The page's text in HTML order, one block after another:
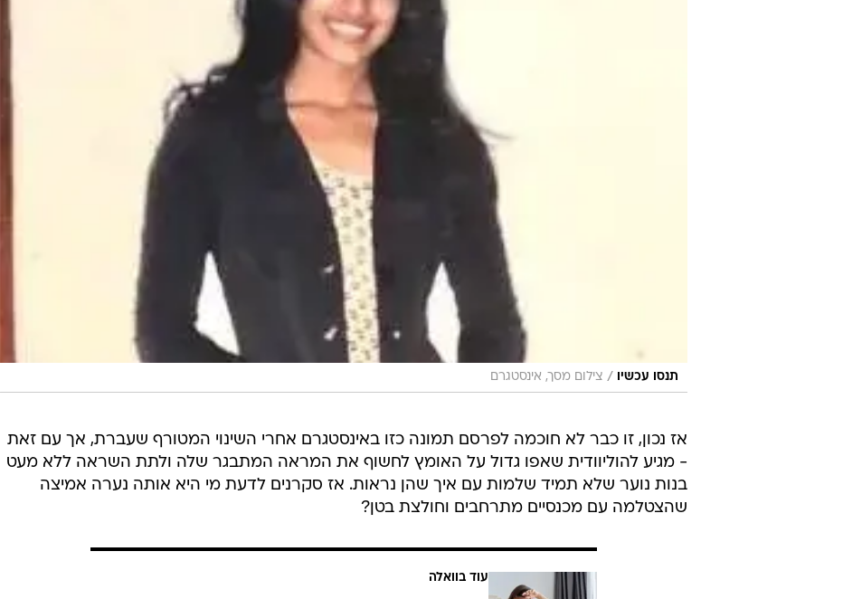
תנסו עכשיו / צילום מסך, אינסטגרם
אז נכון, זו כבר לא חוכמה לפרסם תמונה כזו באינסטגרם אחרי השינוי המטורף שעברת, אך עם זאת
- מגיע להוליוודית שאפו גדול על האומץ לחשוף את המראה המתבגר שלה ולתת השראה ללא מעט
בנות נוער שלא תמיד שלמות עם איך שהן נראות. אז סקרנים לדעת מי היא אותה נערה אמיצה
שהצטלמה עם מכנסיים מתרחבים וחולצת בטן?
עוד בוואלה